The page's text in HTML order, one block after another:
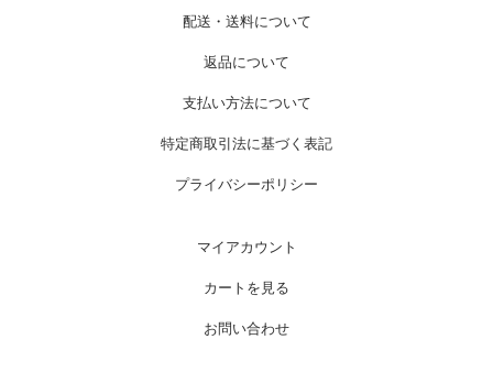
配送・送料について
返品について
支払い方法について
特定商取引法に基づく表記
プライバシーポリシー
マイアカウント
カートを見る
お問い合わせ